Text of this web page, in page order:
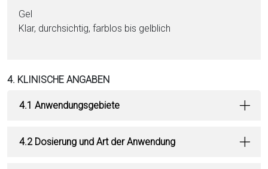
Gel
Klar, durchsichtig, farblos bis gelblich
4. KLINISCHE ANGABEN
4.1 Anwendungsgebiete
4.2 Dosierung und Art der Anwendung